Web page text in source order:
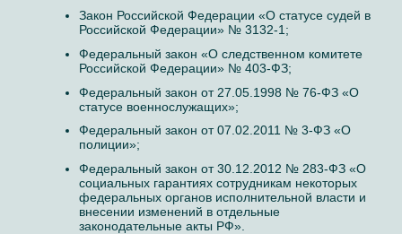
Закон Российской Федерации «О статусе судей в
Российской Федерации» № 3132-1;
Федеральный закон «О следственном комитете
Российской Федерации» № 403-ФЗ;
Федеральный закон от 27.05.1998 № 76-ФЗ «О
статусе военнослужащих»;
Федеральный закон от 07.02.2011 № 3-ФЗ «О
полиции»;
Федеральный закон от 30.12.2012 № 283-ФЗ «О
социальных гарантиях сотрудникам некоторых
федеральных органов исполнительной власти и
внесении изменений в отдельные
законодательные акты РФ».